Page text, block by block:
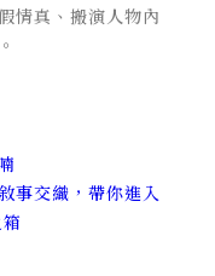
情真、搬演人物內
事交織，帶你進入